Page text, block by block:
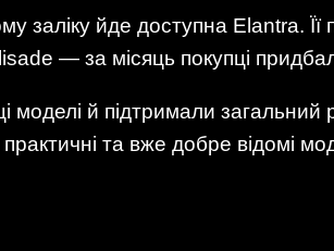
заліку йде доступна Elantra.
— за місяць покупці
моделі й підтримали
та вже добре відомі